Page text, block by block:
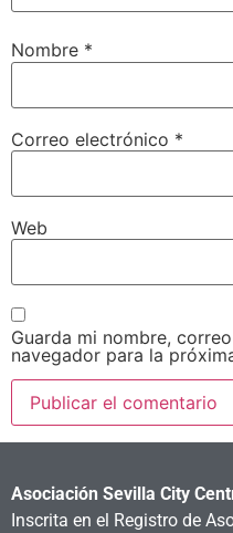
Nombre *
Correo electrónico *
Web
Guarda mi nombre,
navegador para la
Asociación Sevilla City
Inscrita en el Registro de